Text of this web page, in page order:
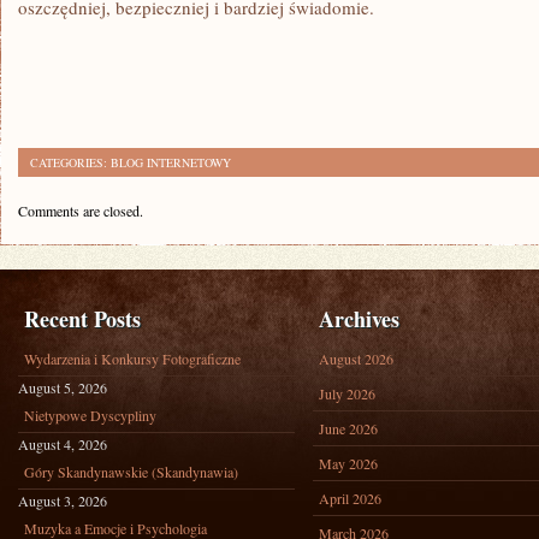
oszczędniej, bezpieczniej i bardziej świadomie.
CATEGORIES: BLOG INTERNETOWY
Comments are closed.
Recent Posts
Wydarzenia i Konkursy Fotograficzne
August 5, 2026
Nietypowe Dyscypliny
August 4, 2026
Góry Skandynawskie (Skandynawia)
August 3, 2026
Muzyka a Emocje i Psychologia
Archives
August 2026
July 2026
June 2026
May 2026
April 2026
March 2026